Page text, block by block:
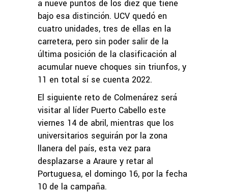
a nueve puntos de los diez que tiene
bajo esa distinción. UCV quedó en
cuatro unidades, tres de ellas en la
carretera, pero sin poder salir de la
última posición de la clasificación al
acumular nueve choques sin triunfos, y
11 en total sí se cuenta 2022.
El siguiente reto de Colmenárez será
visitar al líder Puerto Cabello este
viernes 14 de abril, mientras que los
universitarios seguirán por la zona
llanera del país, esta vez para
desplazarse a Araure y retar al
Portuguesa, el domingo 16, por la fecha
10 de la campaña.